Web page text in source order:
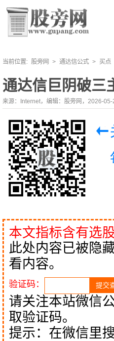
当前位置: 股旁网 > 通达信公式 > 买点
通达信巨阴破三
来源：Internet，编辑：股旁网，2026-05-
本文指标含有选
此处内容已被隐
看内容。
验证码：
请关注本站微信
取验证码。
提示：在微信里